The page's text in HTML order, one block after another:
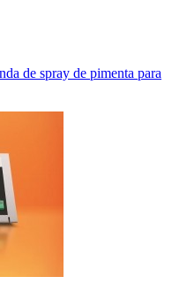
de spray de pimenta para